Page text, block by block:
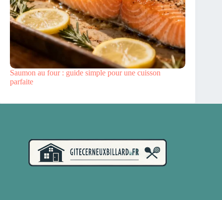
Saumon au four : guide simple pour une cuisson
parfaite